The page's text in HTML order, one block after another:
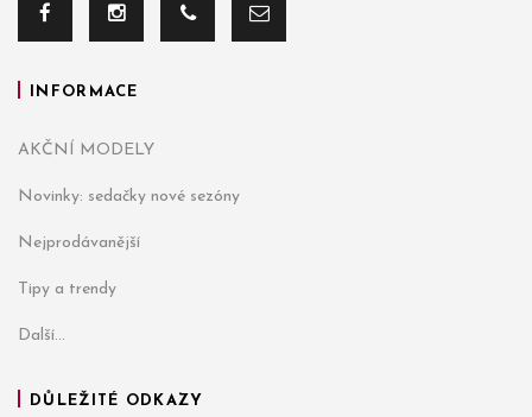
INFORMACE
AKČNÍ MODELY
Novinky: sedačky nové sezóny
Nejprodávanější
Tipy a trendy
Další...
DŮLEŽITÉ ODKAZY